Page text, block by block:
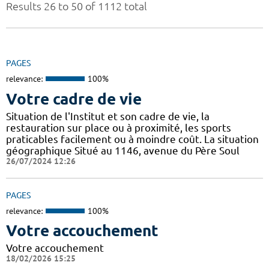
Results 26 to 50 of 1112 total
PAGES
relevance: 100%
Votre cadre de vie
Situation de l'Institut et son cadre de vie, la
restauration sur place ou à proximité, les sports
praticables facilement ou à moindre coût. La situation
géographique Situé au 1146, avenue du Père Soul
26/07/2024 12:26
PAGES
relevance: 100%
Votre accouchement
Votre accouchement
18/02/2026 15:25